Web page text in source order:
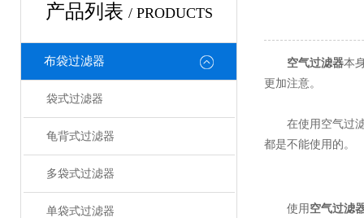
产品列表 / PRODUCTS
布袋过滤器
袋式过滤器
龟背式过滤器
多袋式过滤器
单袋式过滤器
空气过滤器本
更加注意。
在使用空气过滤
都是不能使用的。
使用 空气过滤